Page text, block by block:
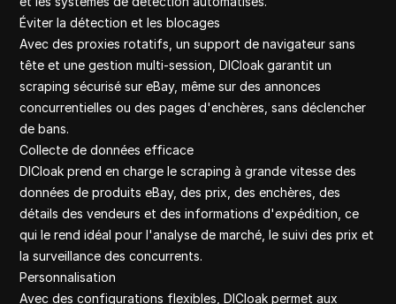
Éviter la détection et les blocages
Avec des proxies rotatifs, un support de navigateur sans
tête et une gestion multi-session, DICloak garantit un
scraping sécurisé sur eBay, même sur des annonces
concurrentielles ou des pages d'enchères, sans déclencher
de bans.
Collecte de données efficace
DICloak prend en charge le scraping à grande vitesse des
données de produits eBay, des prix, des enchères, des
détails des vendeurs et des informations d'expédition, ce
qui le rend idéal pour l'analyse de marché, le suivi des prix et
la surveillance des concurrents.
Personnalisation
Avec des configurations flexibles, DICloak permet aux